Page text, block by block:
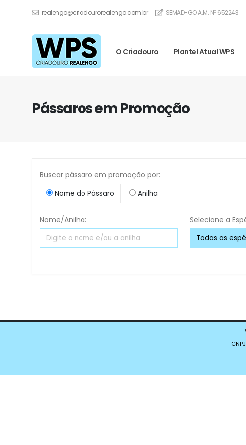
realengo@criadourorealengo.com.br SEMAD-GO A.M. Nº 652243
O Criadouro Plantel Atual WPS
Pássaros em Promoção
Buscar pássaro em promoção por:
Nome do Pássaro Anilha
Nome/Anilha: Selecione a